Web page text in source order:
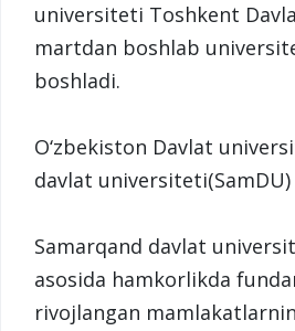
universiteti Toshkent
martdan boshlab
boshladi.
O‘zbekiston Davlat
davlat
Samarqand davlat
asosida hamkorlikda
rivojlangan